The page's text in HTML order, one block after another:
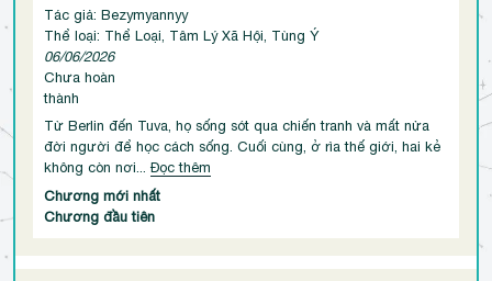
Tác giả: Bezymyannyy
Thể loại: Thể Loại, Tâm Lý Xã Hội, Tùng Ý
06/06/2026
Chưa hoàn
thành
Từ Berlin đến Tuva, họ sống sót qua chiến tranh và mất nửa
đời người để học cách sống. Cuối cùng, ở rìa thế giới, hai kẻ
không còn nơi... Đọc thêm
Chương mới nhất
Chương đầu tiên